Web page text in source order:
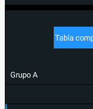
Tabla
Grupo A